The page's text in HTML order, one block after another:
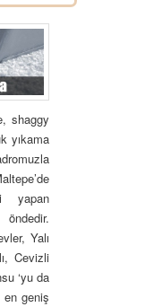
shaggy
yıkama
yapan
Yalı
Cevizli
‘yu da
en geniş